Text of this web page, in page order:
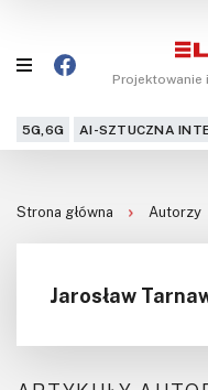
Projektowanie
5G,6G AI-SZTUCZNA
Kursy
Strona główna Autorzy
Jarosław